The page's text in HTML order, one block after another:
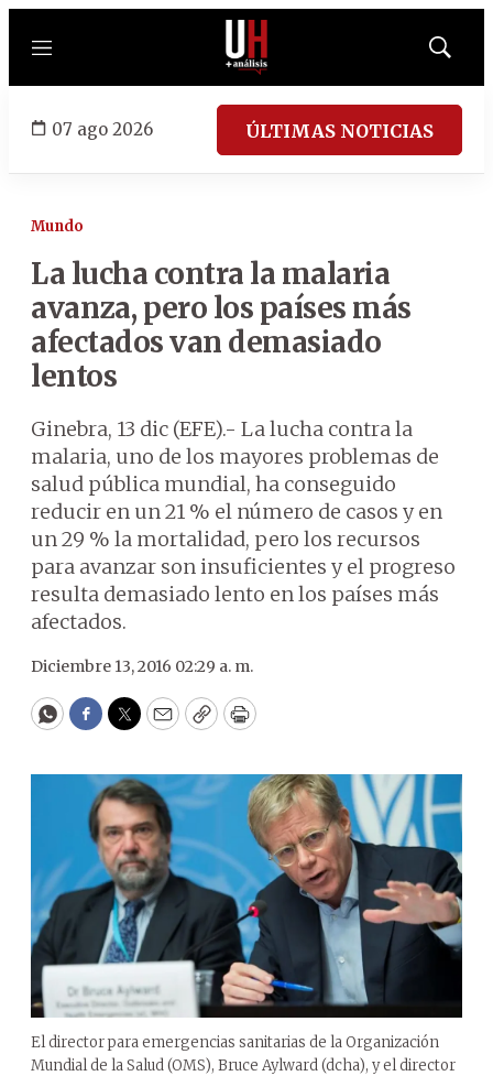
Menú
Mostrar
07 ago 2026 ÚLTIMAS NOTICIAS
Mundo
La lucha contra la malaria
avanza, pero los países más
afectados van demasiado
lentos
Ginebra, 13 dic (EFE).- La lucha contra la
malaria, uno de los mayores problemas de
salud pública mundial, ha conseguido
reducir en un 21 % el número de casos y en
un 29 % la mortalidad, pero los recursos
para avanzar son insuficientes y el progreso
resulta demasiado lento en los países más
afectados.
Diciembre 13, 2016 02:29 a. m.
WhatsApp
Facebook
Twitter
EmailCopyPrint
El director para emergencias sanitarias de la Organización
Mundial de la Salud (OMS), Bruce Aylward (dcha), y el director